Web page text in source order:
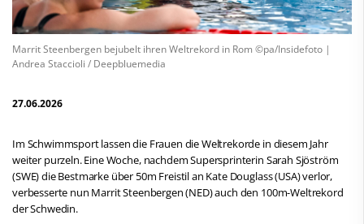
Marrit Steenbergen bejubelt ihren Weltrekord in Rom ©pa/Insidefoto |
Andrea Staccioli / Deepbluemedia
27.06.2026
Im Schwimmsport lassen die Frauen die Weltrekorde in diesem Jahr
weiter purzeln. Eine Woche, nachdem Supersprinterin Sarah Sjöström
(SWE) die Bestmarke über 50m Freistil an Kate Douglass (USA) verlor,
verbesserte nun Marrit Steenbergen (NED) auch den 100m-Weltrekord
der Schwedin.